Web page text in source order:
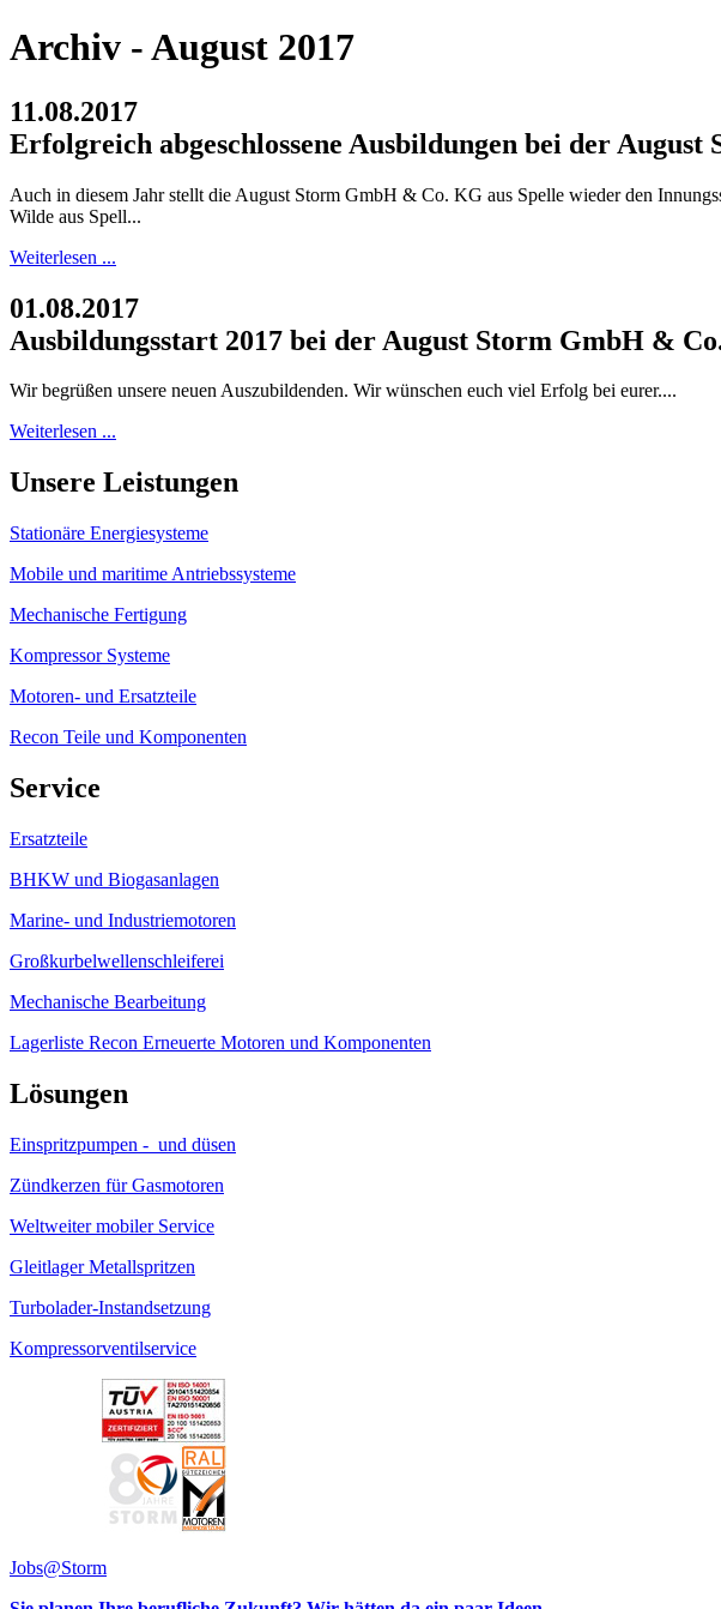
Archiv - August 2017
11.08.2017
Erfolgreich abgeschlossene Ausbildungen bei der
Auch in diesem Jahr stellt die August Storm GmbH & Co. KG aus Spelle wieder den
Wilde aus Spell...
Weiterlesen ...
01.08.2017
Ausbildungsstart 2017 bei der August Storm GmbH &
Wir begrüßen unsere neuen Auszubildenden. Wir wünschen euch viel Erfolg bei eurer....
Weiterlesen ...
Unsere Leistungen
Stationäre Energiesysteme
Mobile und maritime Antriebssysteme
Mechanische Fertigung
Kompressor Systeme
Motoren- und Ersatzteile
Recon Teile und Komponenten
Service
Ersatzteile
BHKW und Biogasanlagen
Marine- und Industriemotoren
Großkurbelwellenschleiferei
Mechanische Bearbeitung
Lagerliste Recon Erneuerte Motoren und Komponenten
Lösungen
Einspritzpumpen - und düsen
Zündkerzen für Gasmotoren
Weltweiter mobiler Service
Gleitlager Metallspritzen
Turbolader-Instandsetzung
Kompressorventilservice
Jobs@Storm